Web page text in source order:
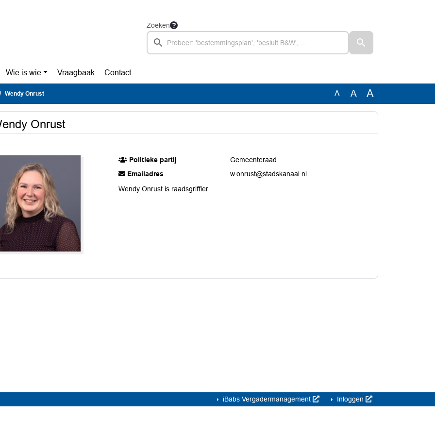
Zoeken
Wie is wie Vraagbaak Contact
Wendy Onrust A A A
Onrust
Politieke partij
Gemeenteraad
Emailadres
w.onrust@stadskanaal.nl
Wendy Onrust is raadsgriffier
iBabs Vergadermanagement Inloggen